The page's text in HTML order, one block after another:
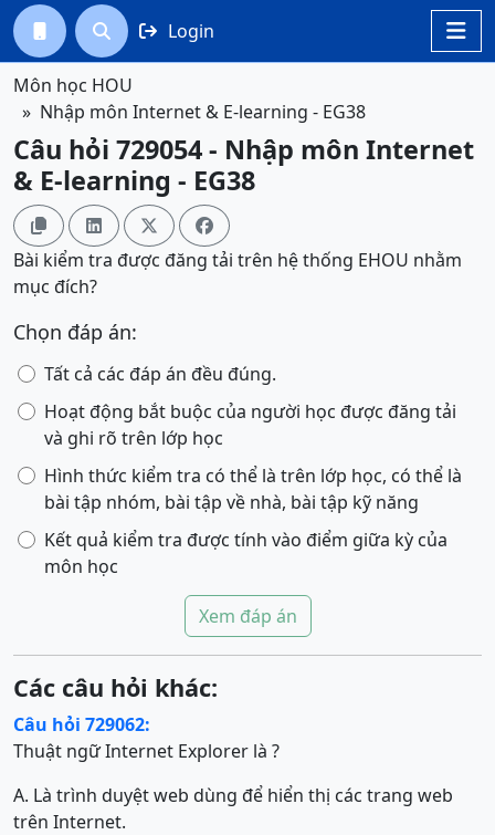

  Login
Môn học HOU
Nhập môn Internet & E-learning - EG38
Câu hỏi 729054 - Nhập môn Internet
& E-learning - EG38
   
Bài kiểm tra được đăng tải trên hệ thống EHOU nhằm
mục đích?
Chọn đáp án:
Tất cả các đáp án đều đúng.
Hoạt động bắt buộc của người học được đăng tải
và ghi rõ trên lớp học
Hình thức kiểm tra có thể là trên lớp học, có thể là
bài tập nhóm, bài tập về nhà, bài tập kỹ năng
Kết quả kiểm tra được tính vào điểm giữa kỳ của
môn học
Xem đáp án
Các câu hỏi khác:
Câu hỏi 729062:
Thuật ngữ Internet Explorer là ?
A. Là trình duyệt web dùng để hiển thị các trang web
trên Internet.